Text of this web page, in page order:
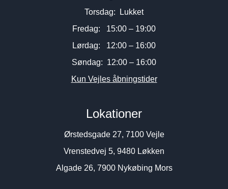
Torsdag: Lukket
Fredag: 15:00 – 19:00
Lørdag: 12:00 – 16:00
Søndag: 12:00 – 16:00
Kun Vejles åbningstider
Lokationer
Ørstedsgade 27, 7100 Vejle
Vrenstedvej 5, 9480 Løkken
Algade 26, 7900 Nykøbing Mors